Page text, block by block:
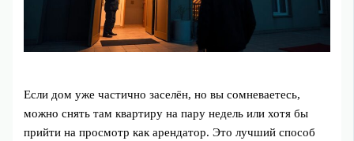
Если дом уже частично заселён, но вы сомневаетесь,
можно снять там квартиру на пару недель или хотя бы
прийти на просмотр как арендатор. Это лучший способ